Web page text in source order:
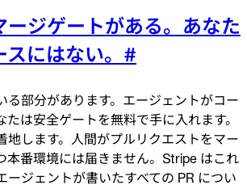
ージゲートがある。あなた
にはない。 #
る部分があります。エージェントがコー
たは安全ゲートを無料で手に入れます。
地します。人間がプルリクエストをマー
本番環境には届きません。Stripe はこれ
ージェントが書いたすべての PR につい